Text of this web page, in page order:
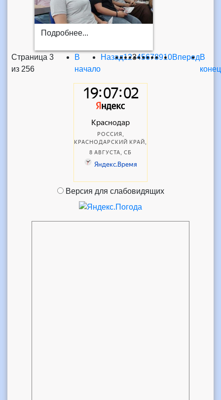
Подробнее...
Страница 3
из 256
В
начало
Назад12345678910ВпередВ
конец
Версия для слабовидящих